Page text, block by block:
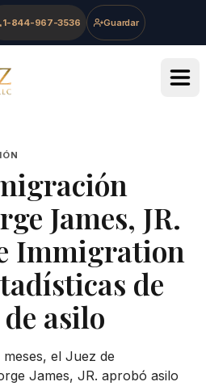
1-844-967-3536 Guardar
James, JR.
Immigration
de
asilo
el Juez de
James, JR. aprobó asilo